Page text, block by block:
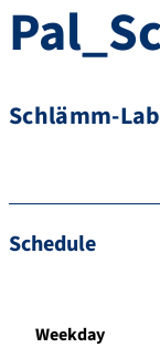
Schlämm-
Schedule
Weekday